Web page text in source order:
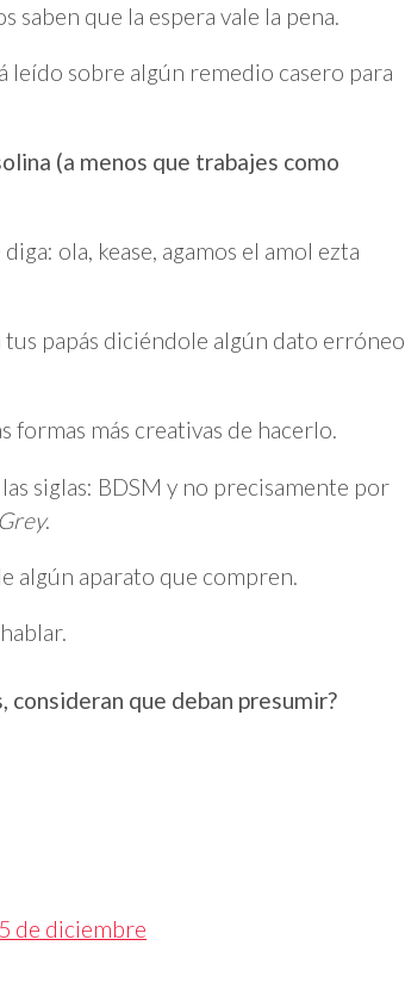
saben que la espera vale la pena.
leído sobre algún remedio casero para
(a menos que trabajes como
ola, kease, agamos el amol ezta
papás diciéndole algún dato erróneo
más creativas de hacerlo.
siglas: BDSM y no precisamente por
.
algún aparato que compren.
que deban presumir?
de diciembre